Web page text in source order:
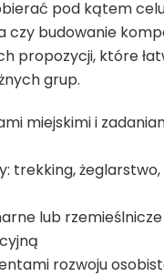
pod kątem
czy budowanie
propozycji, które
grup.
miejskimi i
trekking,
lub rzemieślnicze
rozwoju